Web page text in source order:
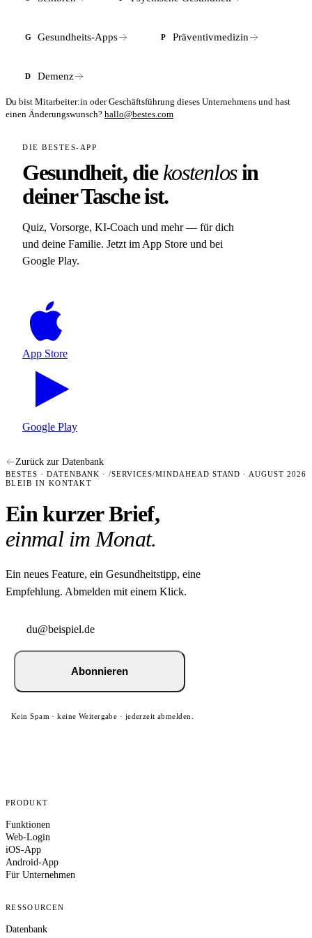
G Gesundheits-Apps P Präventivmedizin
D Demenz
Du bist Mitarbeiter:in oder Geschäftsführung dieses Unternehmens und hast
einen Änderungswunsch? hallo@bestes.com
DIE BESTES-APP
Gesundheit, diekostenlosin
deiner Tasche ist.
Quiz, Vorsorge, KI-Coach und mehr — für dich
und deine Familie. Jetzt im App Store und bei
Google Play.
App Store
Google Play
Zurück zur Datenbank
BESTES · DATENBANK · /SERVICES/MINDAHEAD STAND · AUGUST 2026
BLEIB IN KONTAKT
Ein kurzer Brief,
einmal im Monat.
Ein neues Feature, ein Gesundheitstipp, eine
Empfehlung. Abmelden mit einem Klick.
Abonnieren
Kein Spam · keine Weitergabe · jederzeit abmelden.
PRODUKT
Funktionen
Web-Login
iOS-App
Android-App
Für Unternehmen
RESSOURCEN
Datenbank